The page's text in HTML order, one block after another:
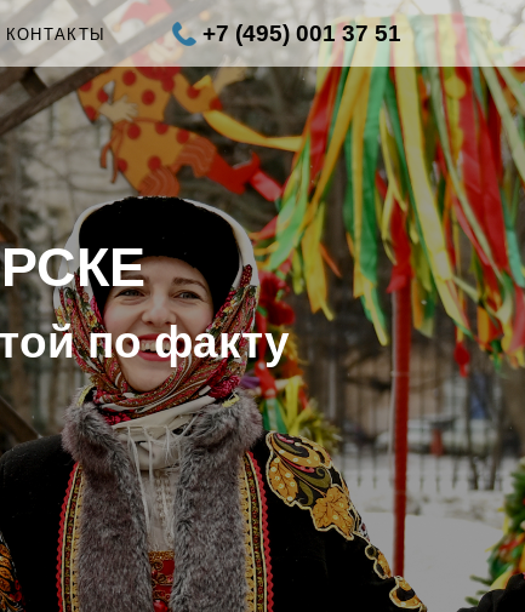
КОНТАКТЫ +7 (495) 001 37 51
по факту